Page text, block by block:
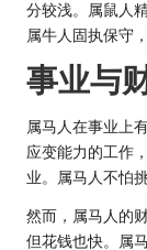
分较浅。属鼠人
属牛人固执保守
事业与
属马人在事业上
应变能力的工作
业。属马人不怕
然而，属马人的
但花钱也快。属